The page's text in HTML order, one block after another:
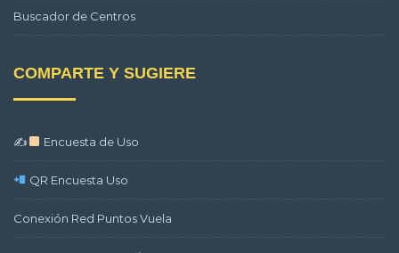
Buscador de Centros
COMPARTE Y SUGIERE
✍ Encuesta de Uso
QR Encuesta Uso
Conexión Red Puntos Vuela